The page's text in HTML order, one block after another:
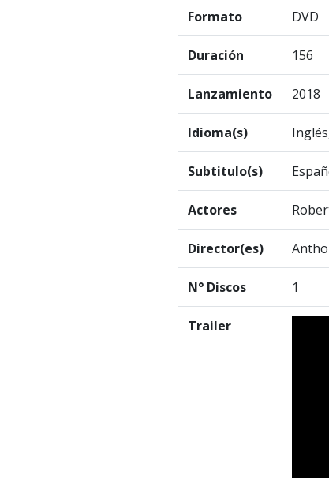
Formato DVD
Duración 156
Lanzamiento 2018
Idioma(s)
Subtitulo(s)
Actores
Director(es)
N° Discos 1
Trailer